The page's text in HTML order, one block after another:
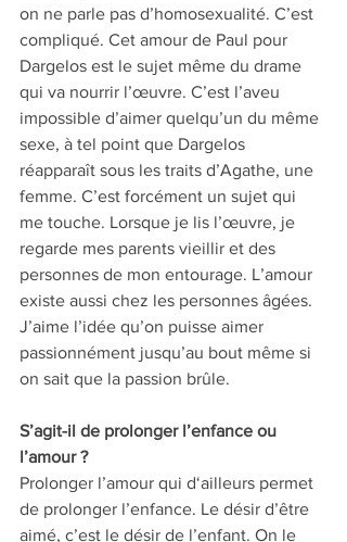
on ne parle pas d’homosexualité. C’est
compliqué. Cet amour de Paul pour
Dargelos est le sujet même du drame
qui va nourrir l’œuvre. C’est l’aveu
impossible d’aimer quelqu’un du même
sexe, à tel point que Dargelos
réapparaît sous les traits d’Agathe, une
femme. C’est forcément un sujet qui
me touche. Lorsque je lis l’œuvre, je
regarde mes parents vieillir et des
personnes de mon entourage. L’amour
existe aussi chez les personnes âgées.
J’aime l’idée qu’on puisse aimer
passionnément jusqu’au bout même si
on sait que la passion brûle.
S’agit-il de prolonger l’enfance ou
l’amour ?
Prolonger l’amour qui d‘ailleurs permet
de prolonger l’enfance. Le désir d’être
aimé, c’est le désir de l’enfant. On le